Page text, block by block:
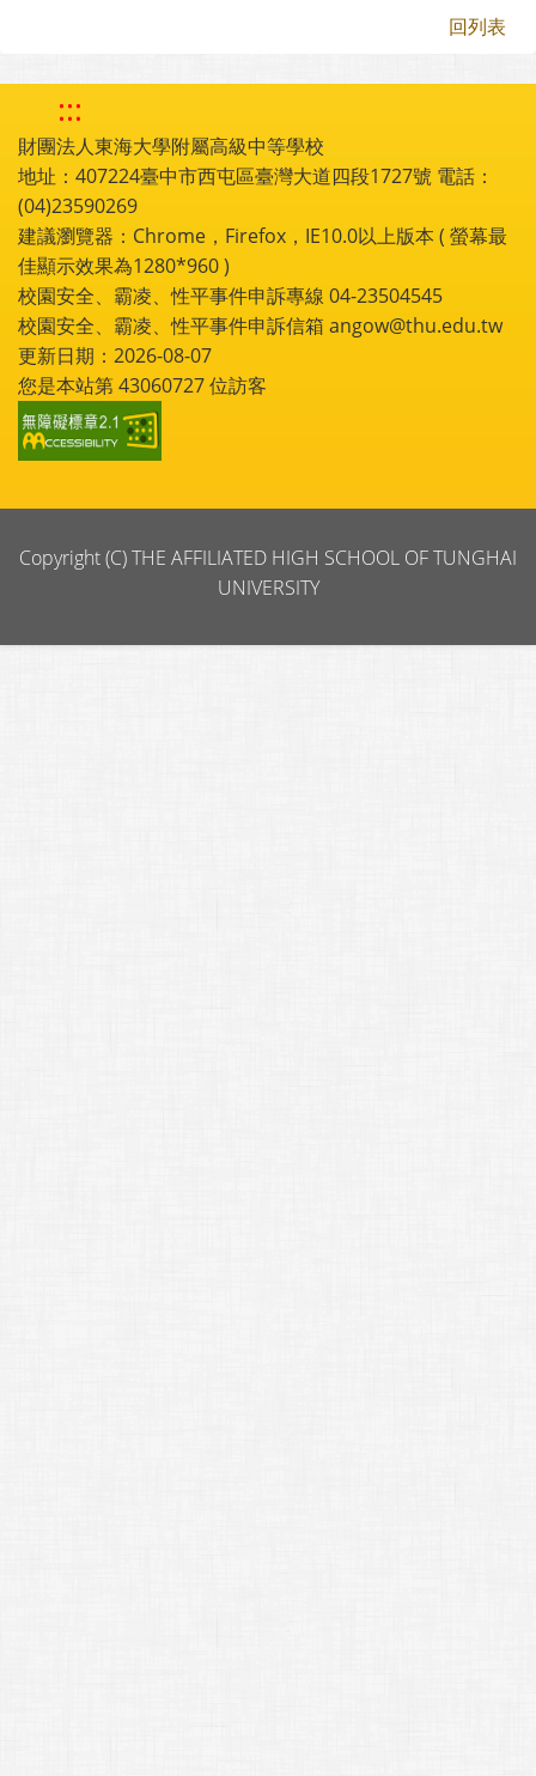
回列表
:::
財團法人東海大學附屬高級中等學校
地址：407224臺中市西屯區臺灣大道四段1727號 電話：
(04)23590269
建議瀏覽器：Chrome，Firefox，IE10.0以上版本 ( 螢幕最
佳顯示效果為1280*960 )
校園安全、霸凌、性平事件申訴專線 04-23504545
校園安全、霸凌、性平事件申訴信箱 angow@thu.edu.tw
更新日期：2026-08-07
您是本站第43060727位訪客
Copyright (C) THE AFFILIATED HIGH SCHOOL OF TUNGHAI
UNIVERSITY